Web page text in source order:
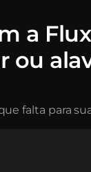
a
ou
falta para